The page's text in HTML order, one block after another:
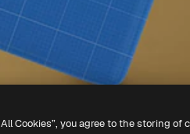
Cookies”, you agree to the storing of